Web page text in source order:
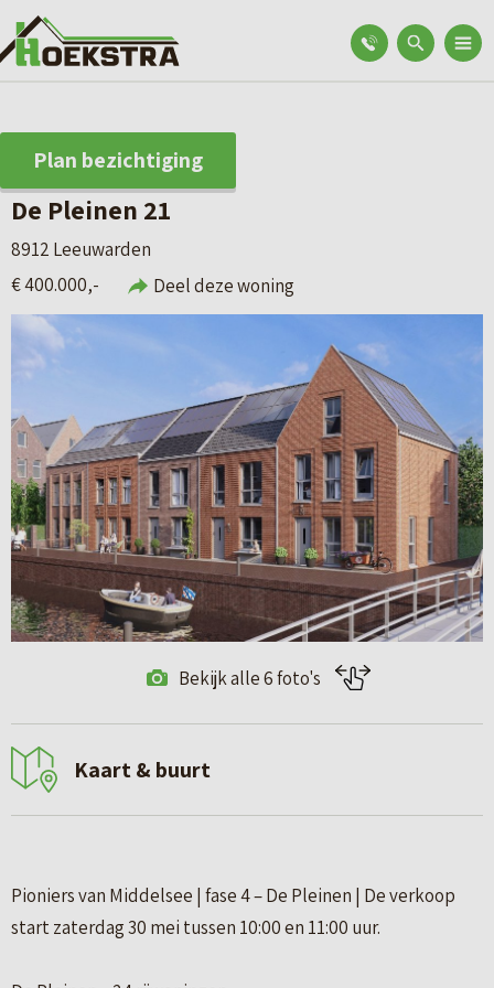
Plan bezichtiging
De Pleinen 21
8912 Leeuwarden
€ 400.000,-
Deel deze woning
Bekijk alle 6 foto's
Kaart & buurt
Pioniers van Middelsee | fase 4 – De Pleinen | De verkoop
start zaterdag 30 mei tussen 10:00 en 11:00 uur.